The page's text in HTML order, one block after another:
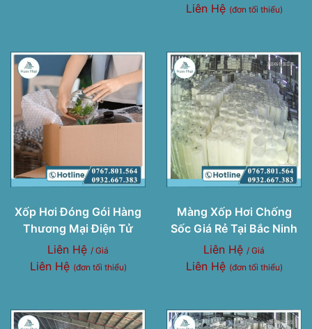
Liên Hệ (đơn tối thiểu)
Xốp Hơi Đóng Gói Hàng
Thương Mại Điện Tử
Liên Hệ / Giá
Liên Hệ (đơn tối thiểu)
Màng Xốp Hơi Chống
Sốc Giá Rẻ Tại Bắc Ninh
Liên Hệ / Giá
Liên Hệ (đơn tối thiểu)